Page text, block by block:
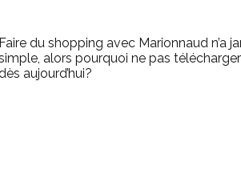
Faire du shopping avec Marionnaud n’a
alors pourquoi ne pas télécharger
aujourd’hui?